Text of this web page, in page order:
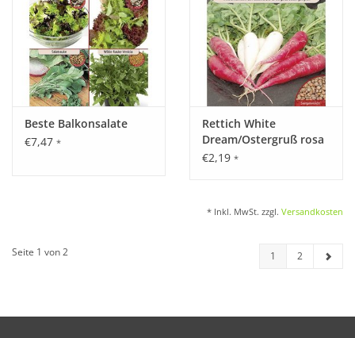
Beste Balkonsalate
€7,47 *
Rettich White
Dream/Ostergruß rosa
2
€2,19 *
* Inkl. MwSt. zzgl. Versandkosten
Seite 1 von 2 1 2